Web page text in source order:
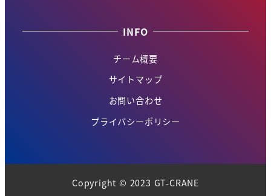
INFO
チーム概要
サイトマップ
お問い合わせ
プライバシーポリシー
Copyright © 2023 GT-CRANE